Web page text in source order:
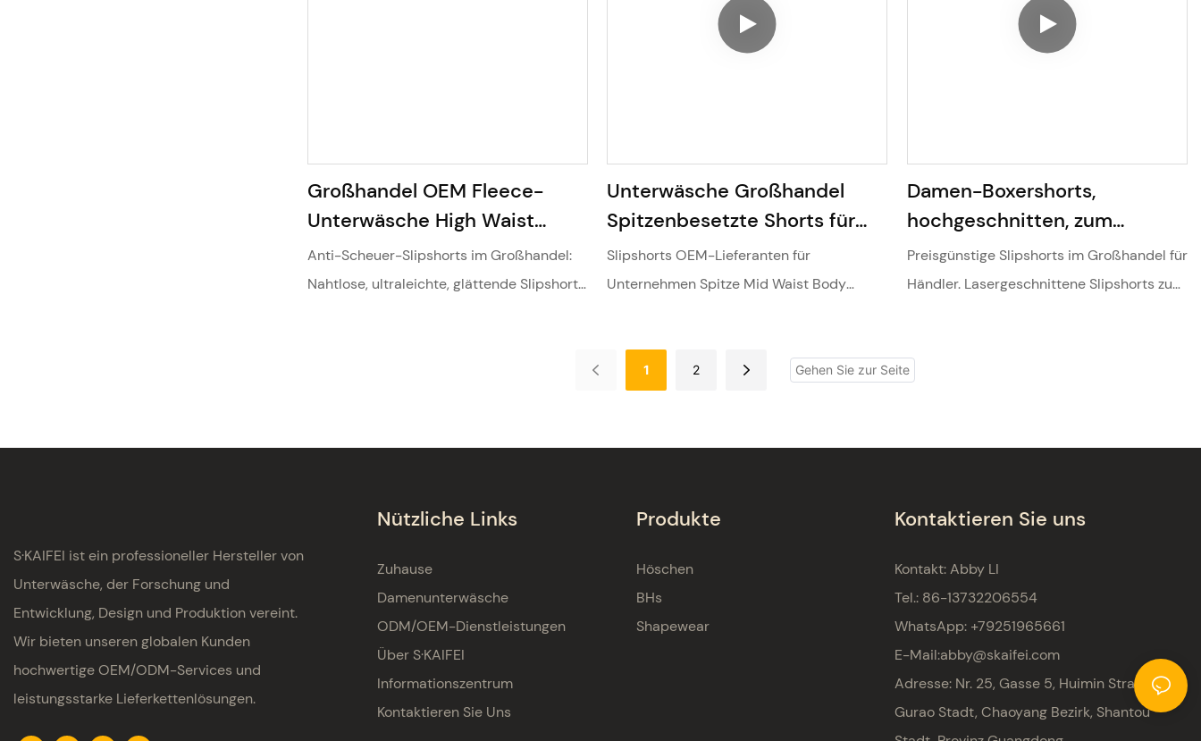
Großhandel OEM Fleece-
Unterwäsche High Waist
Elastische Thermoshorts
9820#9821#
Anti-Scheuer-Slipshorts im Großhandel:
Nahtlose, ultraleichte, glättende Slipshorts
Unterwäsche Großhandel
Spitzenbesetzte Shorts für
unter Kleidern Damen Glatte,
reibungsarme Spitzen-Slip-
Slipshorts OEM-Lieferanten für
Unternehmen Spitze Mid Waist Body
Damen-Boxershorts,
hochgeschnitten, zum
Unterziehen unter Kleidern
und Strumpfhosen,
Preisgünstige Slipshorts im Großhandel für
Händler. Lasergeschnittene Slipshorts zum
1 2
S·KAIFEI ist ein professioneller Hersteller von
Unterwäsche, der Forschung und
Entwicklung, Design und Produktion vereint.
Wir bieten unseren globalen Kunden
hochwertige OEM/ODM-Services und
leistungsstarke Lieferkettenlösungen.
Nützliche Links
Zuhause
Damenunterwäsche
ODM/OEM-Dienstleistungen
Über S·KAIFEI
Informationszentrum
Kontaktieren Sie Uns
Produkte
Höschen
BHs
Shapewear
Kontaktieren Sie uns
Kontakt: Abby LI
Tel.: 86-13732206554
WhatsApp: +79251965661
E-Mail:abby@skaifei.com
Adresse: Nr. 25, Gasse 5, Huimin Straße,
Gurao Stadt, Chaoyang Bezirk, Shantou